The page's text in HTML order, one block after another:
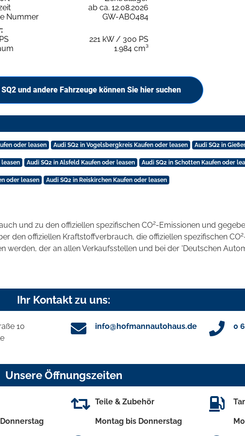
ab ca. 12.08.2026
Nummer
GW-ABO484
221 kW / 300 PS
1.984 cm³
und andere Fahrzeuge können Sie hier suchen
oder leasen Audi SQ2 in Vogelsbergkreis Kaufen oder leasen Audi SQ2 in
leasen Audi SQ2 in Alsfeld Kaufen oder leasen Audi SQ2 in Schotten Kaufen oder
oder leasen Audi SQ2 in Reiskirchen Kaufen oder leasen
und zu den offiziellen spezifischen CO2-Emissionen und
den offiziellen Kraftstoffverbrauch, die offiziellen spezifischen CO2
werden, der an allen Verkaufsstellen und bei der 'Deutschen
Ihr Kontakt zu uns:
10
info@hofmannautohaus.de 0
Unsere Öffnungszeiten
Teile & Zubehör
Montag bis Donnerstag